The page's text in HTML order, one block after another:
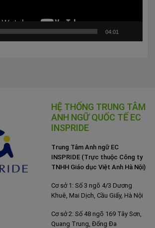
04:01
HỆ THỐNG TRUNG TÂM
ANH NGỮ QUỐC TẾ EC
INSPRIDE
Trung Tâm Anh ngữ EC
INSPRIDE (Trực thuộc Công ty
TNHH Giáo dục Việt Anh Hà Nội)
Cơ sở 1: Số 3 ngõ 4/3 Dương
Khuê, Mai Dịch, Cầu Giấy, Hà Nội
Cơ sở 2: Số 48 ngõ 169 Tây Sơn,
Quang Trung, Đống Đa